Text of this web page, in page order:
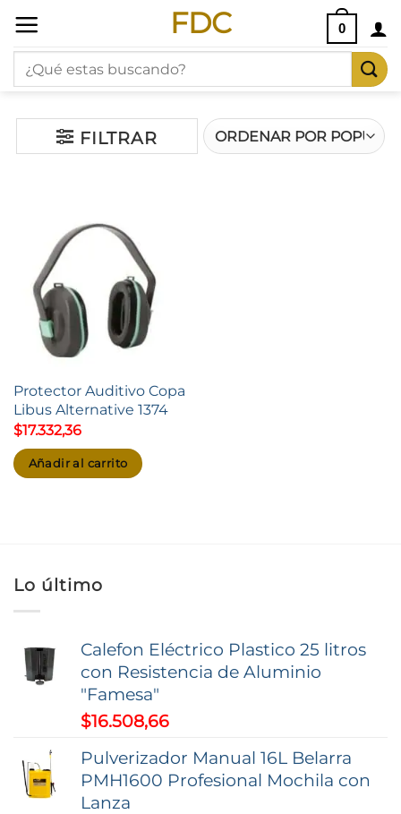
Saltar
contenido
FDC 0
Buscar
por:
FILTRAR
Protector Auditivo Copa
Libus Alternative 1374
$17.332,36
Añadir al carrito
Lo último
Calefon Eléctrico Plastico 25 litros
con Resistencia de Aluminio
"Famesa"
$16.508,66
Pulverizador Manual 16L Belarra
PMH1600 Profesional Mochila con
Lanza